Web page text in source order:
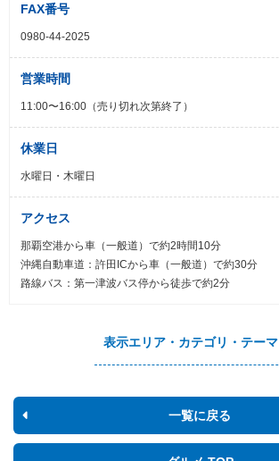
FAX番号
0980-44-2025
営業時間
11:00〜16:00（売り切れ次第終了）
休業日
水曜日・木曜日
アクセス
那覇空港から車（一般道）で約2時間10分
沖縄自動車道：許田ICから車（一般道）で約30分
路線バス：第一津波バス停から徒歩で約2分
表示エリア・カテゴリ・テーマ
一覧に戻る